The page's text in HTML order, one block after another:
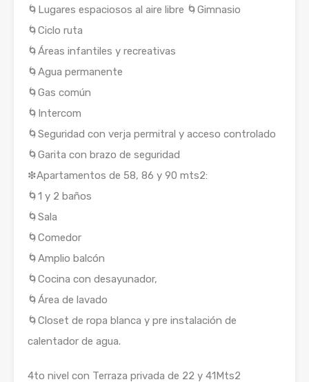
🌀Lugares espaciosos al aire libre 🌀Gimnasio
🌀Ciclo ruta
🌀Áreas infantiles y recreativas
🌀Agua permanente
🌀Gas común
🌀Intercom
🌀Seguridad con verja permitral y acceso controlado
🌀Garita con brazo de seguridad
❇Apartamentos de 58, 86 y 90 mts2:
🌀1 y 2 baños
🌀Sala
🌀Comedor
🌀Amplio balcón
🌀Cocina con desayunador,
🌀Área de lavado
🌀Closet de ropa blanca y pre instalación de
calentador de agua.
4to nivel con Terraza privada de 22 y 41Mts2